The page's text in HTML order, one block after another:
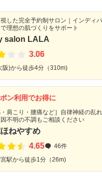
した完全予約制サロン｜インディ
で理想の肌づくりをサポート
salon LALA
3.06
阪)から徒歩4分（310m)
ン利用でお得に
・肩こり・腰痛など］自律神経の乱
不明の不調もご相談ください
ねやすめ
4.65
46件
駅から徒歩1分（26m)